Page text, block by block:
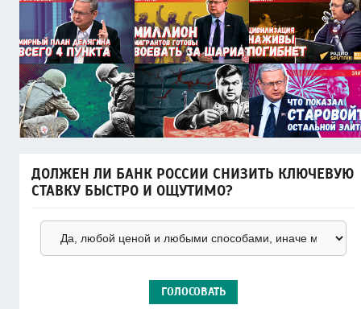
ДОЛЖЕН ЛИ БАНК РОССИИ СНИЗИТЬ КЛЮЧЕВУЮ
СТАВКУ БЫСТРО И ОЩУТИМО?
ГОЛОСОВАТЬ